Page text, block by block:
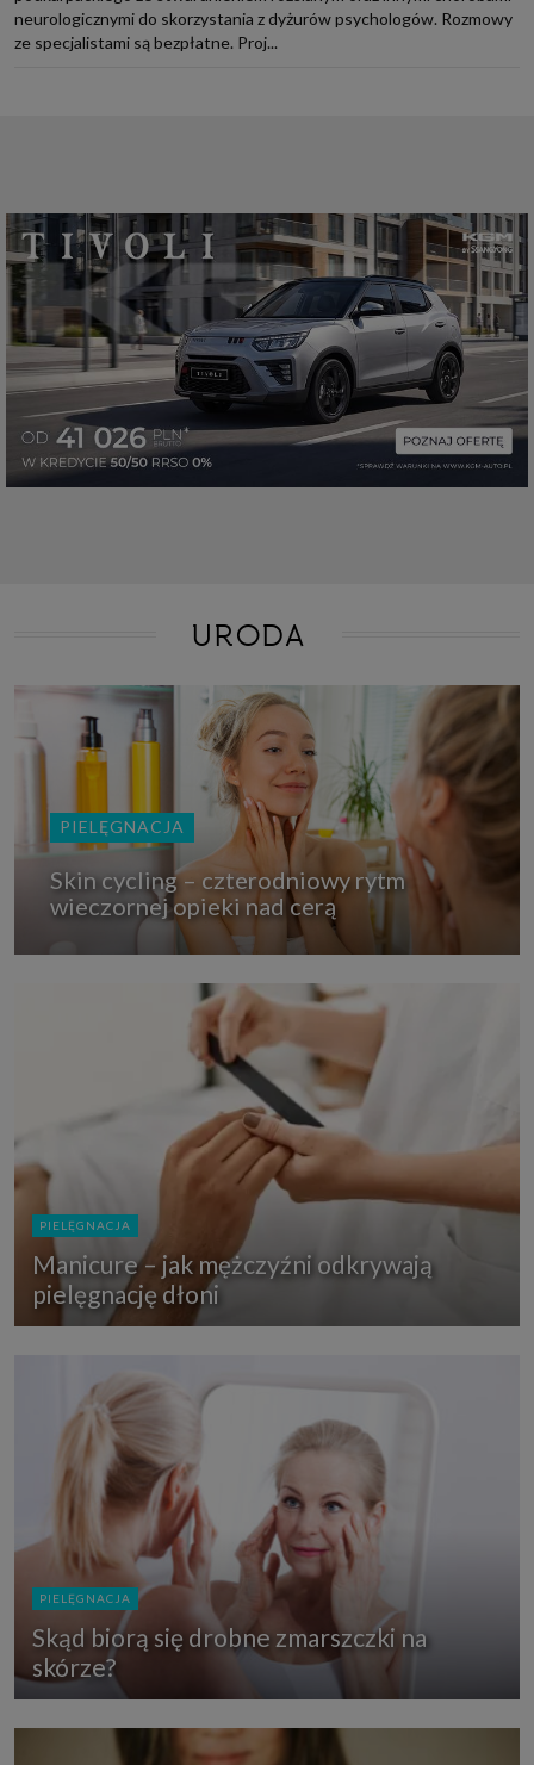
neurologicznymi do skorzystania z dyżurów psychologów. Rozmowy
ze specjalistami są bezpłatne. Proj...
URODA
PIELĘGNACJA
Skin cycling – czterodniowy rytm
wieczornej opieki nad cerą
PIELĘGNACJA
Manicure – jak mężczyźni odkrywają
pielęgnację dłoni
PIELĘGNACJA
Skąd biorą się drobne zmarszczki na
skórze?